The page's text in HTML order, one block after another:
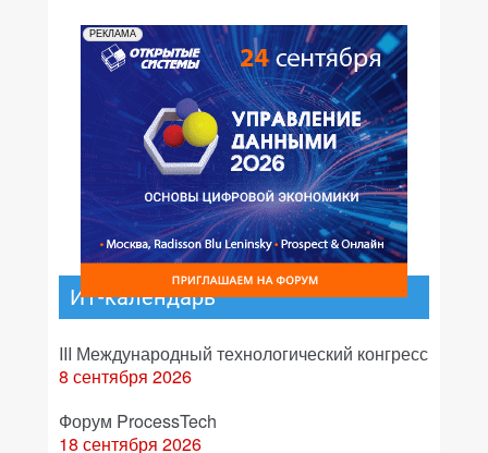
РЕКЛАМА
ИТ-календарь
III Международный технологический конгресс
8 сентября 2026
Форум ProcessTech
18 сентября 2026